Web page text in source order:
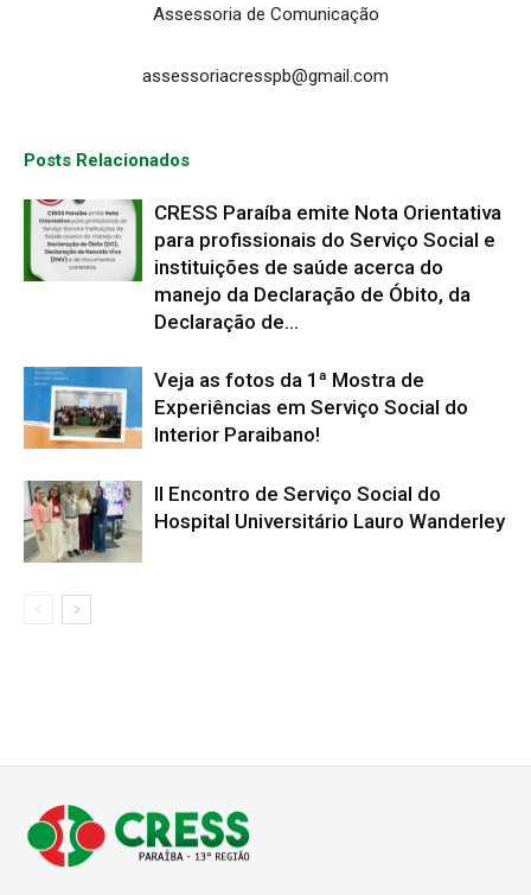
Assessoria de Comunicação
assessoriacresspb@gmail.com
Posts Relacionados
CRESS Paraíba emite Nota Orientativa
para profissionais do Serviço Social e
instituições de saúde acerca do
manejo da Declaração de Óbito, da
Declaração de...
Veja as fotos da 1ª Mostra de
Experiências em Serviço Social do
Interior Paraibano!
II Encontro de Serviço Social do
Hospital Universitário Lauro Wanderley